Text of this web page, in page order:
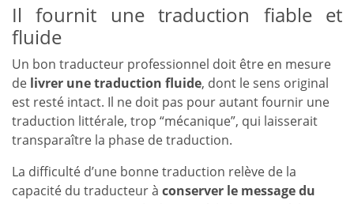
Il fournit une traduction fiable et
fluide
Un bon traducteur professionnel doit être en mesure
de livrer une traduction fluide, dont le sens original
est resté intact. Il ne doit pas pour autant fournir une
traduction littérale, trop “mécanique”, qui laisserait
transparaître la phase de traduction.
La difficulté d’une bonne traduction relève de la
capacité du traducteur à conserver le message du